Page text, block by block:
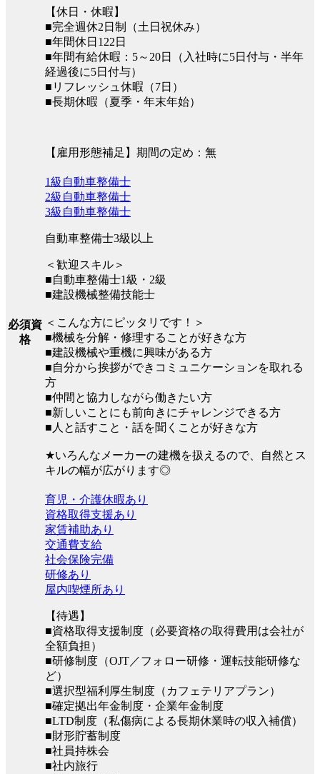
【休日・休暇】
■完全週休2日制（土日祝休み）
■年間休日122日
■年間有給休暇：5～20日（入社時に5日付与・半年
経過後に5日付与）
■リフレッシュ休暇（7日）
■長期休暇（夏季・年末年始）
【雇用形態補足】期間の定め：無
必須資
格
1級自動車整備士
2級自動車整備士
3級自動車整備士
自動車整備士3級以上
＜歓迎スキル＞
■自動車整備士1級・2級
■建設機械整備技能士
＜こんな方にピッタリです！＞
■機械を分解・修理することが好きな方
■建設機械や重機に興味がある方
■自分から挨拶ができコミュニケーションを取れる
方
■仲間と協力しながら働きたい方
■新しいことにも前向きにチャレンジできる方
■人と話すこと・話を聞くことが好きな方
★いろんなメーカーの建機を扱えるので、自然とス
キルの幅が広がります◎
育児・介護休暇あり
資格取得支援あり
家賃補助あり
交通費支給
社会保険完備
研修あり
屋内喫煙所あり
【待遇】
■資格取得支援制度（必要資格の取得費用は会社が
全額負担）
■研修制度（OJT／フォロー研修・運転技能研修な
ど）
■選択型福利厚生制度（カフェテリアプラン）
■確定拠出年金制度・企業年金制度
■LTD制度（私傷病による長期休業時の収入補償）
■財形貯蓄制度
■社員持株会
■社内旅行